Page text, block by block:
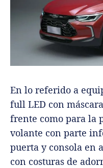
En lo referido a
full LED con
frente como para la
volante con parte
puerta y consola en
con costuras de